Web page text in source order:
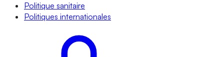
Politique sanitaire
Politiques internationales